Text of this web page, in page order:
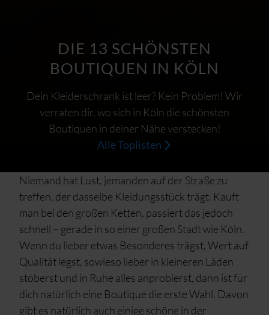
DIE 13 SCHÖNSTEN
BOUTIQUEN IN KÖLN
Dein Kleiderschrank ist leer? Kein Problem! Wir
verraten dir, wo sich in Köln die schönsten
Boutiquen in deiner Nähe verstecken!
Alle Toplisten
Niemand hat Lust, jemanden auf der Straße zu
treffen, der dasselbe Kleidungsstück trägt. Kauft
man bei den großen Ketten, passiert das jedoch
schnell – gerade in so einer großen Stadt wie Köln.
Wenn du lieber etwas Besonderes trägst, Wert auf
Qualität legst, sowieso lieber in kleineren Läden
stöberst und in Ruhe alles anprobierst, dann ist für
dich natürlich eine Boutique die erste Wahl. Davon
gibt es natürlich auch einige schöne in der